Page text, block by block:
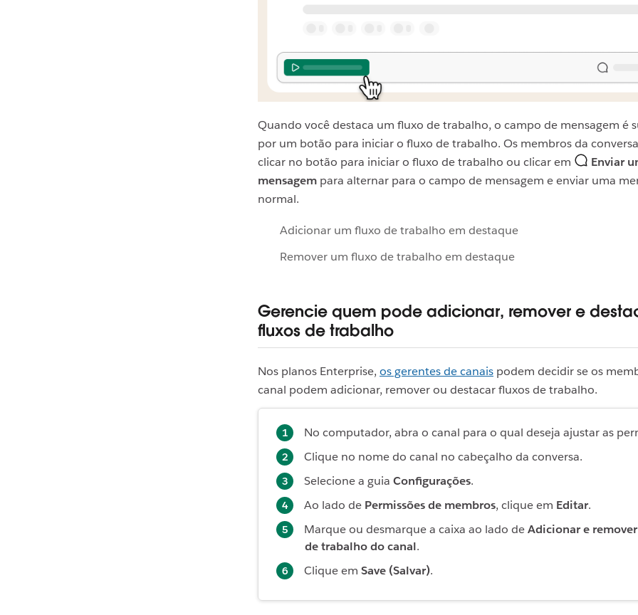
Quando você destaca um fluxo de trabalho, o campo de mensagem é
por um botão para iniciar o fluxo de trabalho. Os membros da
clicar no botão para iniciar o fluxo de trabalho ou clicar em
Enviar
mensagem para alternar para o campo de mensagem e enviar uma
normal.
Adicionar um fluxo de trabalho em destaque
Remover um fluxo de trabalho em destaque
Gerencie quem pode adicionar, remover e
fluxos de trabalho
Nos planos Enterprise, os gerentes de canais podem decidir se os
canal podem adicionar, remover ou destacar fluxos de trabalho.
No computador, abra o canal para o qual deseja ajustar as
Clique no nome do canal no cabeçalho da conversa.
Selecione a guia Configurações.
Ao lado de Permissões de membros, clique em Editar.
Marque ou desmarque a caixa ao lado deAdicionar e
de trabalho do canal.
Clique em Save (Salvar).